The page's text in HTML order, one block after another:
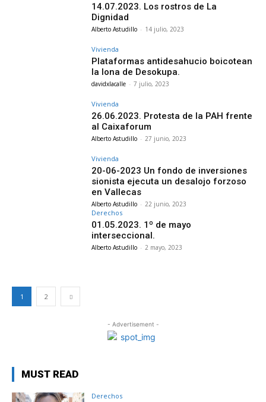
14.07.2023. Los rostros de La
Dignidad
Alberto Astudillo - 14 julio, 2023
Vivienda
Plataformas antidesahucio boicotean
la lona de Desokupa.
davidxlacalle - 7 julio, 2023
Vivienda
26.06.2023. Protesta de la PAH frente
al Caixaforum
Alberto Astudillo - 27 junio, 2023
Vivienda
20-06-2023 Un fondo de inversiones
sionista ejecuta un desalojo forzoso
en Vallecas
Alberto Astudillo - 22 junio, 2023
Derechos
01.05.2023. 1º de mayo
interseccional.
Alberto Astudillo - 2 mayo, 2023
1 2
- Advertisement -
MUST READ
Derechos